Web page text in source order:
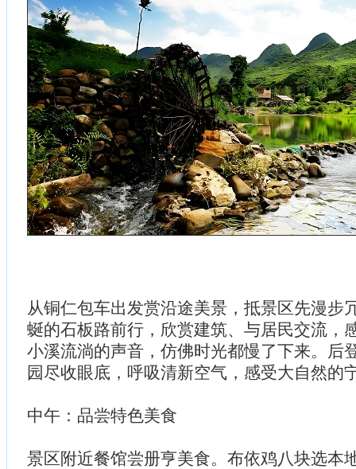
从铜仁包车出发赏沿途美景，抵景区先漫步
蜒的石板路前行，欣赏建筑、与居民交流，
小溪流淌的声音，仿佛时光都慢了下来。后
园尽收眼底，呼吸清新空气，感受大自然的
中午：品尝特色美食
景区附近餐馆尝册亨美食。布依鸡八块选本